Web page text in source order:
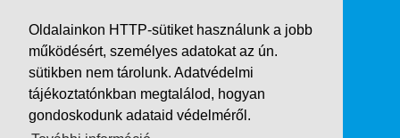
Oldalainkon HTTP-sütiket használunk a jobb
működésért, személyes adatokat az ún.
sütikben nem tárolunk. Adatvédelmi
tájékoztatónkban megtalálod, hogyan
gondoskodunk adataid védelméről.
Városlátogatás egyénileg
Velencei karnevál
Vidéki felszállással
Wellness
Zene tematika